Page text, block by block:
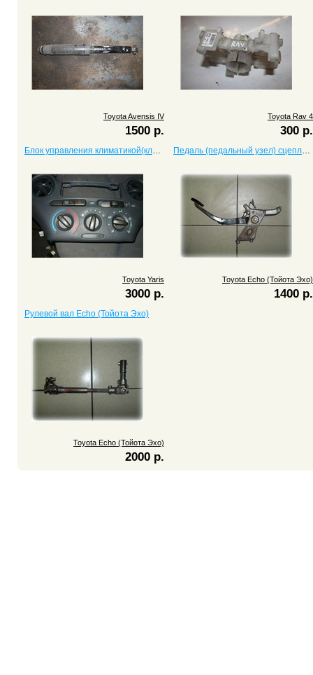
Toyota Avensis IV
1500 р.
Toyota Rav 4
300 р.
Блок управления климатикой(климат контроль) Yaris
Toyota Yaris
3000 р.
Педаль (педальный узел) сцепления Echo (Тойота Эхо)
Toyota Echo (Тойота Эхо)
1400 р.
Рулевой вал Echo (Тойота Эхо)
Toyota Echo (Тойота Эхо)
2000 р.